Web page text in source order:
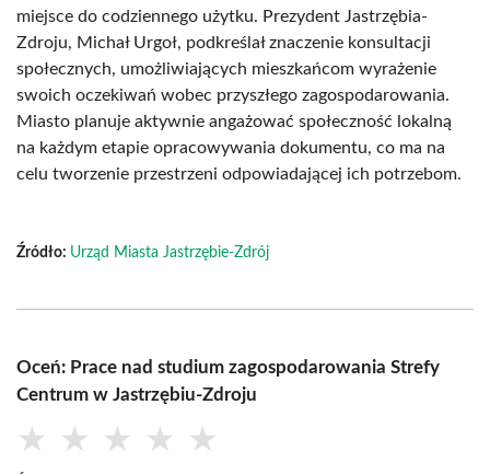
miejsce do codziennego użytku. Prezydent Jastrzębia-
Zdroju, Michał Urgoł, podkreślał znaczenie konsultacji
społecznych, umożliwiających mieszkańcom wyrażenie
swoich oczekiwań wobec przyszłego zagospodarowania.
Miasto planuje aktywnie angażować społeczność lokalną
na każdym etapie opracowywania dokumentu, co ma na
celu tworzenie przestrzeni odpowiadającej ich potrzebom.
Źródło: Urząd Miasta Jastrzębie-Zdrój
Oceń: Prace nad studium zagospodarowania Strefy
Centrum w Jastrzębiu-Zdroju
★ ★ ★ ★ ★